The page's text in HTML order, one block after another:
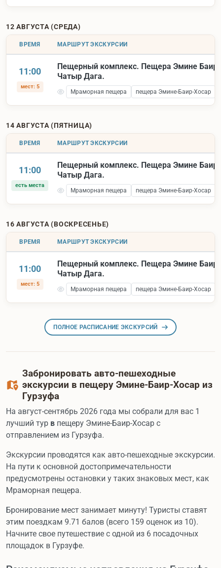
12 АВГУСТА (СРЕДА)
ВРЕМЯ МАРШРУТ ЭКСКУРСИИ
11:00
мест: 5
Пещерный комплекс. Пещера Эмине Баир
Чатыр Дага.
Мраморная пещера пещера Эмине-Баир-Хосар
14 АВГУСТА (ПЯТНИЦА)
ВРЕМЯ МАРШРУТ ЭКСКУРСИИ
11:00
есть места
Пещерный комплекс. Пещера Эмине Баир
Чатыр Дага.
Мраморная пещера пещера Эмине-Баир-Хосар
16 АВГУСТА (ВОСКРЕСЕНЬЕ)
ВРЕМЯ МАРШРУТ ЭКСКУРСИИ
11:00
мест: 5
Пещерный комплекс. Пещера Эмине Баир
Чатыр Дага.
Мраморная пещера пещера Эмине-Баир-Хосар
ПОЛНОЕ РАСПИСАНИЕ ЭКСКУРСИЙ
Забронировать авто-пешеходные
экскурсии в пещеру Эмине-Баир-Хосар из
Гурзуфа
На август-сентябрь 2026 года мы собрали для вас 1
лучший тур в пещеру Эмине-Баир-Хосар с
отправлением из Гурзуфа.
Экскурсии проводятся как авто-пешеходные экскурсии.
На пути к основной достопримечательности
предусмотрены остановки у таких знаковых мест, как
Мраморная пещера.
Бронирование мест занимает минуту! Туристы ставят
этим поездкам 9.71 балов (всего 159 оценок из 10).
Начните свое путешествие с одной из 6 посадочных
площадок в Гурзуфе.